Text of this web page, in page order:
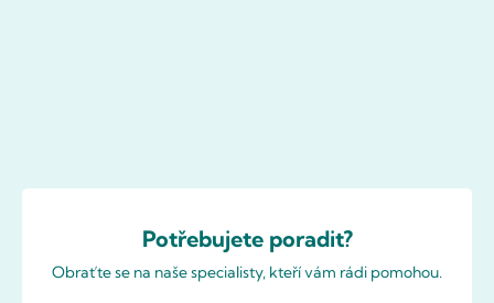
Potřebujete poradit?
Obraťte se na naše specialisty, kteří vám rádi pomohou.